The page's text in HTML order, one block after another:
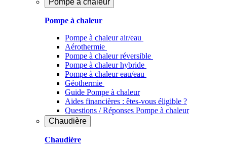
Pompe à chaleur
Pompe à chaleur
Pompe à chaleur air/eau
Aérothermie
Pompe à chaleur réversible
Pompe à chaleur hybride
Pompe à chaleur​ eau/eau
Géothermie
Guide Pompe à chaleur
Aides financières : êtes-vous éligible ?
Questions / Réponses Pompe à chaleur
Chaudière
Chaudière